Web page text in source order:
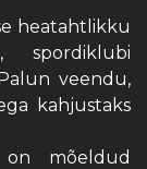
heatahtlikku
spordiklubi
veendu,
kahjustaks
mõeldud